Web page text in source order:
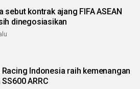
sebut kontrak ajang FIFA ASEAN
dinegosiasikan
Racing Indonesia raih kemenangan
ARRC